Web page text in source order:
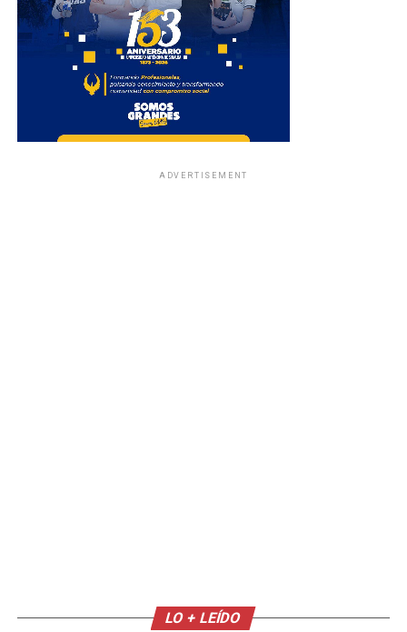
ADVERTISEMENT
LO + LEÍDO